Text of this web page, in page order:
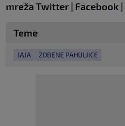
mreža Twitter | Facebook |
Teme
JAJA ZOBENE PAHULJICE